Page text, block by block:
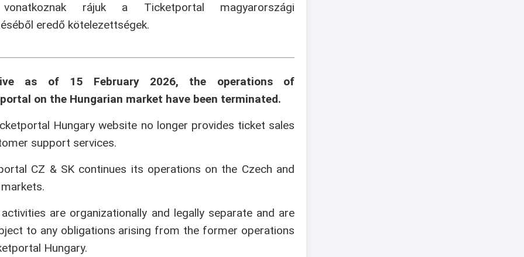
rájuk a Ticketportal magyarországi
eredő kötelezettségek.
as of 15 February 2026, the operations of
on the Hungarian market have been terminated.
Hungary website no longer provides ticket sales
support services.
CZ & SK continues its operations on the Czech and
are organizationally and legally separate and are
to any obligations arising from the former operations
Hungary.